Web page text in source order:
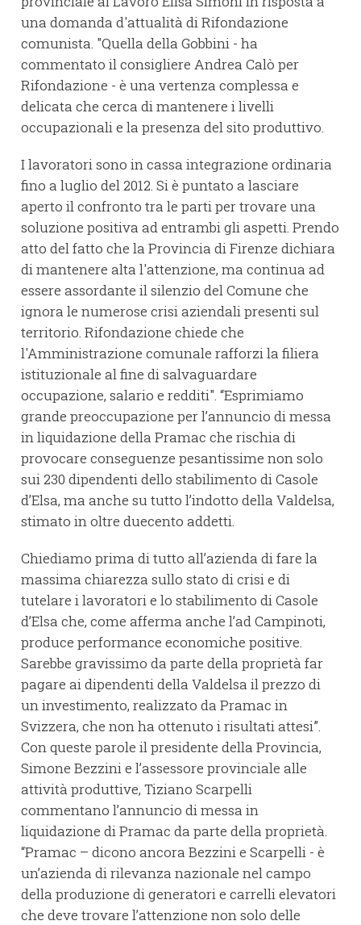
una domanda d'attualità di Rifondazione
comunista. "Quella della Gobbini - ha
commentato il consigliere Andrea Calò per
Rifondazione - è una vertenza complessa e
delicata che cerca di mantenere i livelli
occupazionali e la presenza del sito produttivo.
I lavoratori sono in cassa integrazione ordinaria
fino a luglio del 2012. Si è puntato a lasciare
aperto il confronto tra le parti per trovare una
soluzione positiva ad entrambi gli aspetti. Prendo
atto del fatto che la Provincia di Firenze dichiara
di mantenere alta l'attenzione, ma continua ad
essere assordante il silenzio del Comune che
ignora le numerose crisi aziendali presenti sul
territorio. Rifondazione chiede che
l'Amministrazione comunale rafforzi la filiera
istituzionale al fine di salvaguardare
occupazione, salario e redditi". “Esprimiamo
grande preoccupazione per l’annuncio di messa
in liquidazione della Pramac che rischia di
provocare conseguenze pesantissime non solo
sui 230 dipendenti dello stabilimento di Casole
d’Elsa, ma anche su tutto l’indotto della Valdelsa,
stimato in oltre duecento addetti.
Chiediamo prima di tutto all’azienda di fare la
massima chiarezza sullo stato di crisi e di
tutelare i lavoratori e lo stabilimento di Casole
d’Elsa che, come afferma anche l’ad Campinoti,
produce performance economiche positive.
Sarebbe gravissimo da parte della proprietà far
pagare ai dipendenti della Valdelsa il prezzo di
un investimento, realizzato da Pramac in
Svizzera, che non ha ottenuto i risultati attesi”.
Con queste parole il presidente della Provincia,
Simone Bezzini e l’assessore provinciale alle
attività produttive, Tiziano Scarpelli
commentano l’annuncio di messa in
liquidazione di Pramac da parte della proprietà.
“Pramac – dicono ancora Bezzini e Scarpelli - è
un’azienda di rilevanza nazionale nel campo
della produzione di generatori e carrelli elevatori
che deve trovare l’attenzione non solo delle